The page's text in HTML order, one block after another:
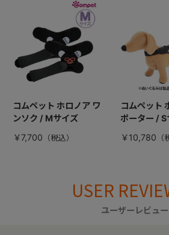
コムペット ホロノア ワ
ンソク / Mサイズ
￥7,700
コムペット
ポーター / S
￥10,780
USER
ユーザーレビュー